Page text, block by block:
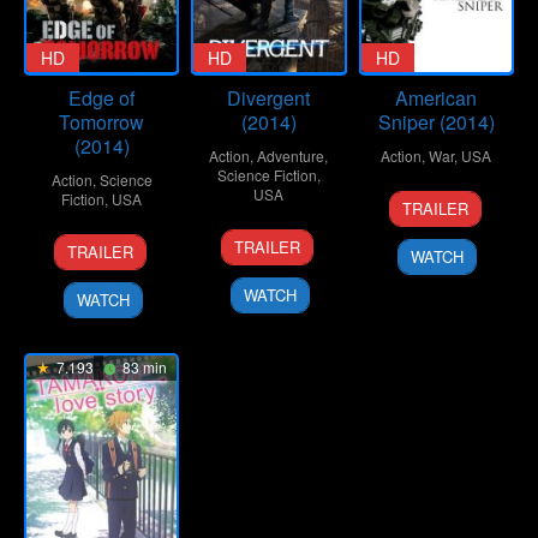
HD
Edge of
Tomorrow
(2014)
Action,Science
Fiction, USA
27
May
2014
Doug
Liman
TRAILER
WATCH
HD
Divergent
(2014)
Action,Adventure,
Science Fiction,
USA
14
Mar
2014
Neil
Burger
TRAILER
WATCH
HD
American
Sniper (2014)
Action,War, USA
25
Dec
2014
Clint
Eastwood
TRAILER
WATCH
7.193 83 min